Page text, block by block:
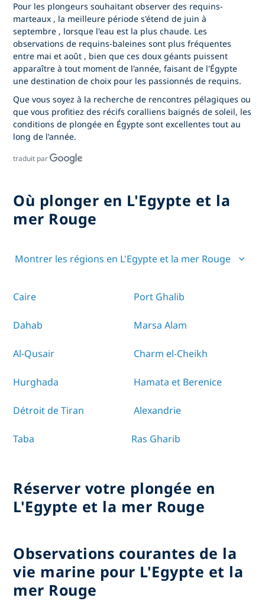
Pour les plongeurs souhaitant observerdes requins-
marteaux , la meilleure période s'étendde juin à
septembre , lorsque l'eau est la plus chaude. Les
observations de requins-baleines sont plus fréquentes
entre mai et août , bien que ces doux géants puissent
apparaître à tout moment de l'année, faisant de l'Égypte
une destination de choix pour les passionnés de requins.
Que vous soyez à la recherche de rencontres pélagiques ou
que vous profitiez des récifs coralliens baignés de soleil, les
conditions de plongée en Égypte sont excellentes tout au
long de l'année.
traduit par
Où plonger en L'Egypte et la
mer Rouge
Montrer les régions en L'Egypte et la mer Rouge
Caire Port Ghalib
Dahab Marsa Alam
Al-Qusair Charm el-Cheikh
Hurghada Hamata et Berenice
Détroit de Tiran Alexandrie
Taba Ras Gharib
Réserver votre plongée en
L'Egypte et la mer Rouge
Observations courantes de la
vie marine pour L'Egypte et la
mer Rouge